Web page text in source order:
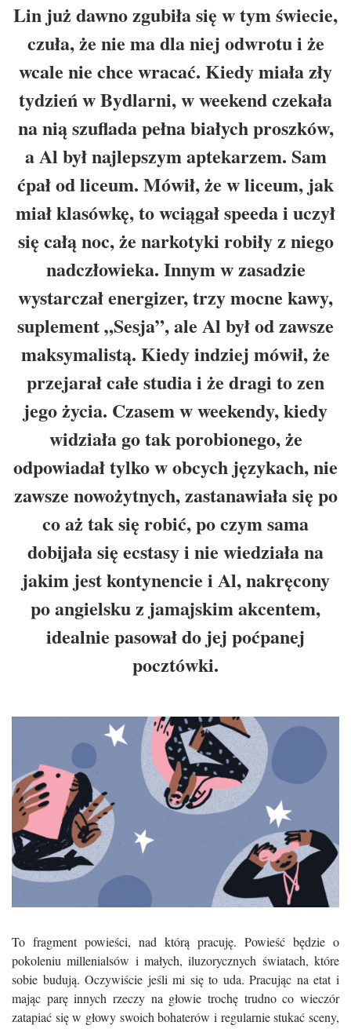
Lin już dawno zgubiła się w tym świecie,
czuła, że nie ma dla niej odwrotu i że
wcale nie chce wracać. Kiedy miała zły
tydzień w Bydlarni, w weekend czekała
na nią szuflada pełna białych proszków,
a Al był najlepszym aptekarzem. Sam
ćpał od liceum. Mówił, że w liceum, jak
miał klasówkę, to wciągał speeda i uczył
się całą noc, że narkotyki robiły z niego
nadczłowieka. Innym w zasadzie
wystarczał energizer, trzy mocne kawy,
suplement „Sesja”, ale Al był od zawsze
maksymalistą. Kiedy indziej mówił, że
przejarał całe studia i że dragi to zen
jego życia. Czasem w weekendy, kiedy
widziała go tak porobionego, że
odpowiadał tylko w obcych językach, nie
zawsze nowożytnych, zastanawiała się po
co aż tak się robić, po czym sama
dobijała się ecstasy i nie wiedziała na
jakim jest kontynencie i Al, nakręcony
po angielsku z jamajskim akcentem,
idealnie pasował do jej poćpanej
pocztówki.
To fragment powieści, nad którą pracuję. Powieść będzie o
pokoleniu millenialsów i małych, iluzorycznych światach, które
sobie budują. Oczywiście jeśli mi się to uda. Pracując na etat i
mając parę innych rzeczy na głowie trochę trudno co wieczór
zatapiać się w głowy swoich bohaterów i regularnie stukać sceny,